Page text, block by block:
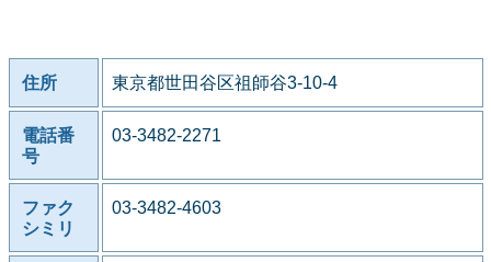
住所 東京都世田谷区祖師谷3-10-4
電話番
号
03-3482-2271
ファク
シミリ
03-3482-4603